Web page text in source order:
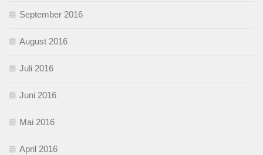
September 2016
August 2016
Juli 2016
Juni 2016
Mai 2016
April 2016